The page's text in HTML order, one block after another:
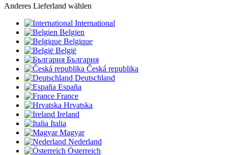
Anderes Lieferland wählen
International
Belgien
Belgique
België
България
Česká republika
Deutschland
España
France
Hrvatska
Ireland
Italia
Magyar
Nederland
Österreich